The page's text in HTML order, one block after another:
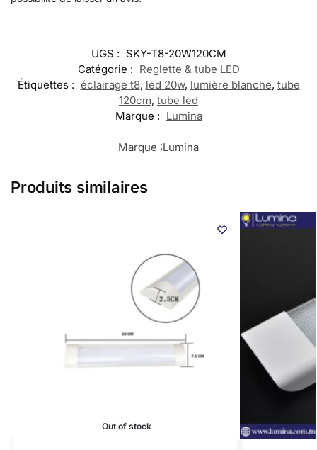
UGS : SKY-T8-20W120CM
Catégorie : Reglette & tube LED
Étiquettes : éclairage t8, led 20w, lumière blanche, tube
120cm, tube led
Marque : Lumina
Marque :Lumina
Produits similaires
Out of stock